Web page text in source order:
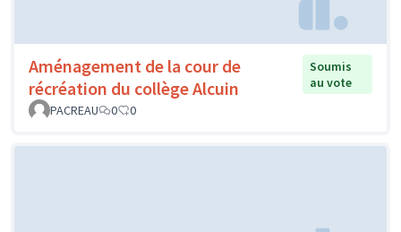
Aménagement de la cour de
récréation du collège Alcuin
Soumis
au vote
PACREAU
0 0